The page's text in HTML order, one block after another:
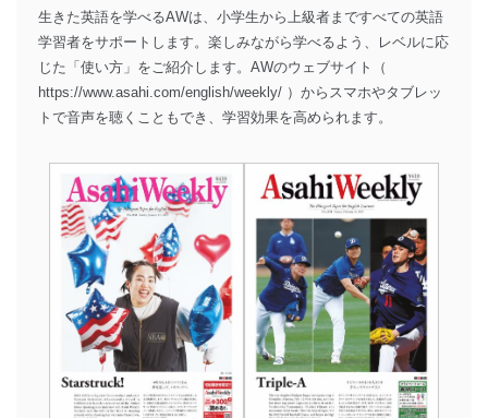
生きた英語を学べるAWは、小学生から上級者まですべての英語
学習者をサポートします。楽しみながら学べるよう、レベルに応
じた「使い方」をご紹介します。AWのウェブサイト（
https://www.asahi.com/english/weekly/ ）からスマホやタブレッ
トで音声を聴くこともでき、学習効果を高められます。